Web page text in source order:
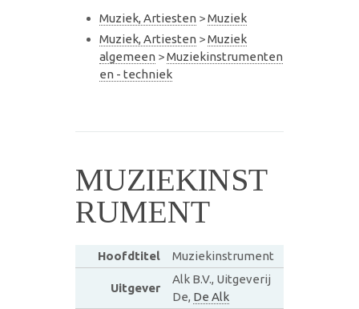
Muziek, Artiesten >Muziek
Muziek, Artiesten >Muziek
algemeen >Muziekinstrumenten
en - techniek
MUZIEKINST
RUMENT
Hoofdtitel Muziekinstrument
Uitgever
Alk B.V., Uitgeverij
De, De Alk